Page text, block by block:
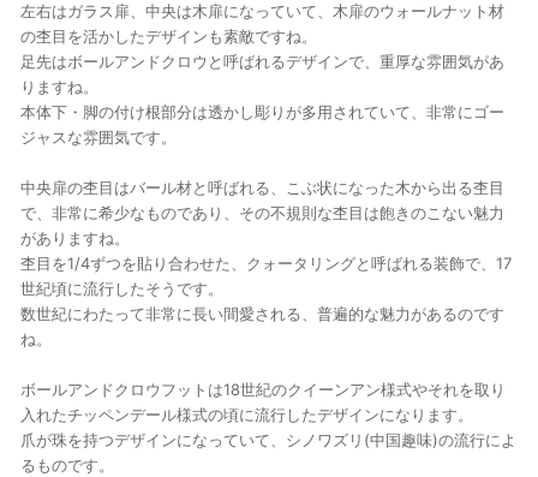
左右はガラス扉、中央は木扉になっていて、木扉のウォールナット材
の杢目を活かしたデザインも素敵ですね。
足先はボールアンドクロウと呼ばれるデザインで、重厚な雰囲気があ
りますね。
本体下・脚の付け根部分は透かし彫りが多用されていて、非常にゴー
ジャスな雰囲気です。
中央扉の杢目はバール材と呼ばれる、こぶ状になった木から出る杢目
で、非常に希少なものであり、その不規則な杢目は飽きのこない魅力
がありますね。
杢目を1/4ずつを貼り合わせた、クォータリングと呼ばれる装飾で、17
世紀頃に流行したそうです。
数世紀にわたって非常に長い間愛される、普遍的な魅力があるのです
ね。
ボールアンドクロウフットは18世紀のクイーンアン様式やそれを取り
入れたチッペンデール様式の頃に流行したデザインになります。
爪が珠を持つデザインになっていて、シノワズリ(中国趣味)の流行によ
るものです。